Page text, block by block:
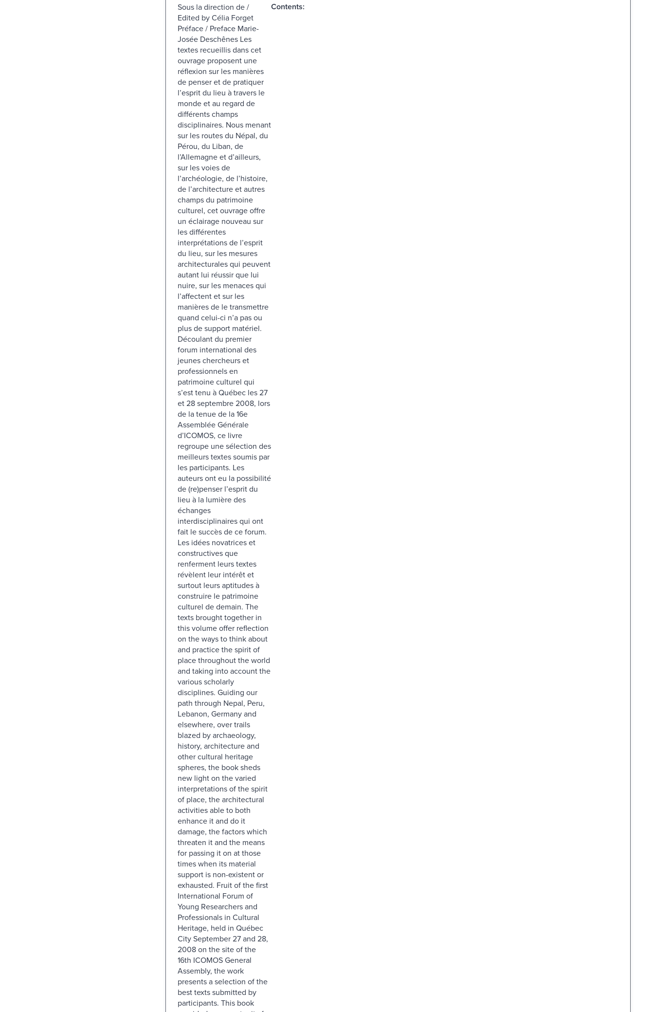
Sous la direction de /
Edited by Célia Forget
Préface / Preface Marie-
Josée Deschênes Les
textes recueillis dans cet
ouvrage proposent une
réflexion sur les manières
de penser et de pratiquer
l’esprit du lieu à travers le
monde et au regard de
différents champs
disciplinaires. Nous menant
sur les routes du Népal, du
Pérou, du Liban, de
l’Allemagne et d’ailleurs,
sur les voies de
l’archéologie, de l’histoire,
de l’architecture et autres
champs du patrimoine
culturel, cet ouvrage offre
un éclairage nouveau sur
les différentes
interprétations de l’esprit
du lieu, sur les mesures
architecturales qui peuvent
autant lui réussir que lui
nuire, sur les menaces qui
l’affectent et sur les
manières de le transmettre
quand celui-ci n’a pas ou
plus de support matériel.
Découlant du premier
forum international des
jeunes chercheurs et
professionnels en
patrimoine culturel qui
s’est tenu à Québec les 27
et 28 septembre 2008, lors
de la tenue de la 16e
Assemblée Générale
d’ICOMOS, ce livre
regroupe une sélection des
meilleurs textes soumis par
les participants. Les
auteurs ont eu la possibilité
de (re)penser l’esprit du
lieu à la lumière des
échanges
interdisciplinaires qui ont
fait le succès de ce forum.
Les idées novatrices et
constructives que
renferment leurs textes
révèlent leur intérêt et
surtout leurs aptitudes à
construire le patrimoine
culturel de demain. The
texts brought together in
this volume offer reflection
on the ways to think about
and practice the spirit of
place throughout the world
and taking into account the
various scholarly
disciplines. Guiding our
path through Nepal, Peru,
Lebanon, Germany and
elsewhere, over trails
blazed by archaeology,
history, architecture and
other cultural heritage
spheres, the book sheds
new light on the varied
interpretations of the spirit
of place, the architectural
activities able to both
enhance it and do it
damage, the factors which
threaten it and the means
for passing it on at those
times when its material
support is non-existent or
exhausted. Fruit of the first
International Forum of
Young Researchers and
Professionals in Cultural
Heritage, held in Québec
City September 27 and 28,
2008 on the site of the
16th ICOMOS General
Assembly, the work
presents a selection of the
best texts submitted by
participants. This book
Contents: